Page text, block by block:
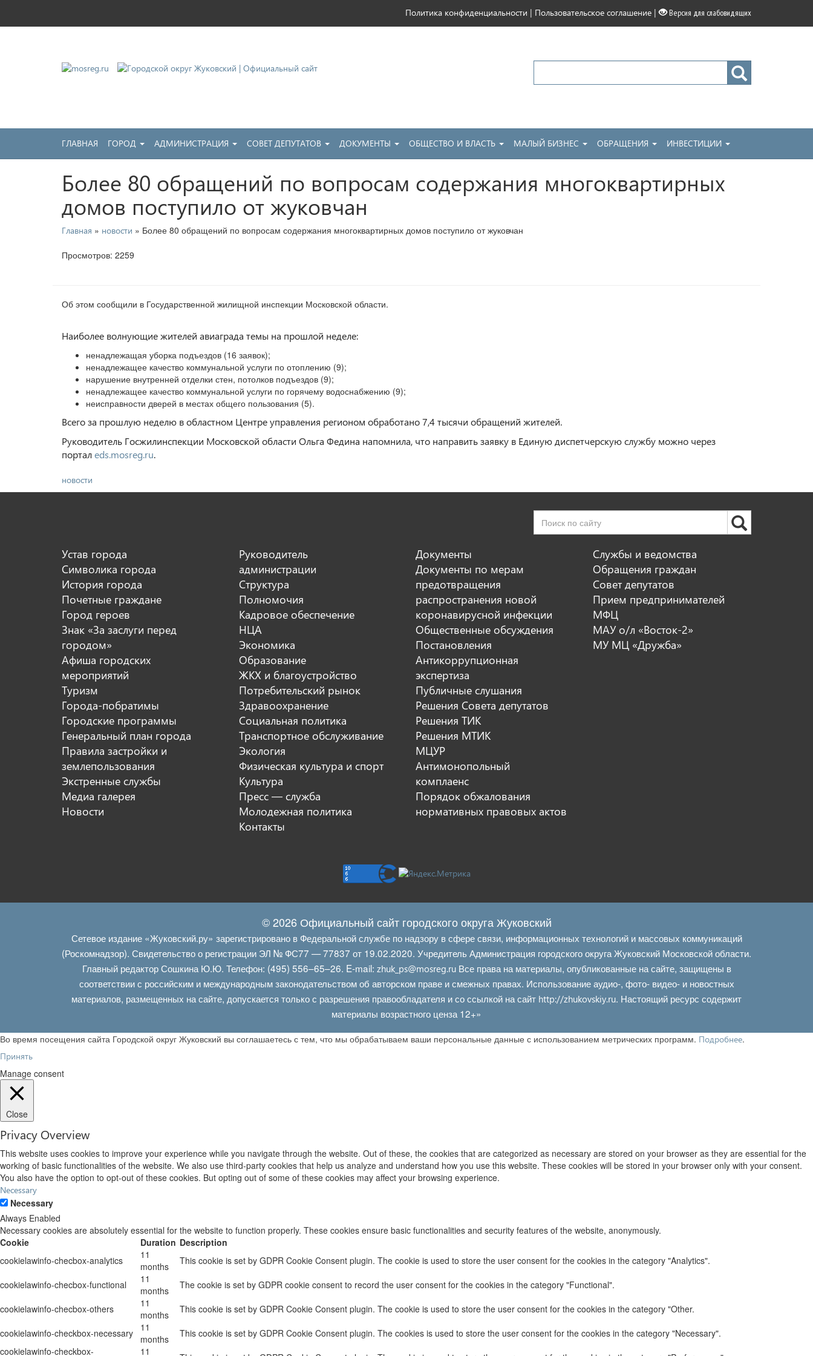
Политика конфиденциальности | Пользовательское соглашение | Версия для слабовидящих
ГЛАВНАЯ ГОРОД АДМИНИСТРАЦИЯ СОВЕТ ДЕПУТАТОВ ДОКУМЕНТЫ ОБЩЕСТВО И ВЛАСТЬ МАЛЫЙ БИЗНЕС ОБРАЩЕНИЯ ИНВЕСТИЦИИ
Более 80 обращений по вопросам содержания многоквартирных
домов поступило от жуковчан
Главная » новости » Более 80 обращений по вопросам содержания многоквартирных домов поступило от жуковчан
Просмотров: 2259
Об этом сообщили в Государственной жилищной инспекции Московской области.
Наиболее волнующие жителей авиаграда темы на прошлой неделе:
ненадлежащая уборка подъездов (16 заявок);
ненадлежащее качество коммунальной услуги по отоплению (9);
нарушение внутренней отделки стен, потолков подъездов (9);
ненадлежащее качество коммунальной услуги по горячему водоснабжению (9);
неисправности дверей в местах общего пользования (5).
Всего за прошлую неделю в областном Центре управления регионом обработано 7,4 тысячи обращений жителей.
Руководитель Госжилинспекции Московской области Ольга Федина напомнила, что направить заявку в Единую диспетчерскую службу можно через
порталeds.mosreg.ru.
новости
Устав города
Символика города
История города
Почетные граждане
Город героев
Знак «За заслуги перед
городом»
Афиша городских
мероприятий
Туризм
Города-побратимы
Городские программы
Генеральный план города
Правила застройки и
землепользования
Экстренные службы
Медиа галерея
Новости
Руководитель
администрации
Структура
Полномочия
Кадровое обеспечение
НЦА
Экономика
Образование
ЖКХ и благоустройство
Потребительский рынок
Здравоохранение
Социальная политика
Транспортное обслуживание
Экология
Физическая культура и спорт
Культура
Пресс — служба
Молодежная политика
Контакты
Документы
Документы по мерам
предотвращения
распространения новой
коронавирусной инфекции
Общественные обсуждения
Постановления
Антикоррупционная
экспертиза
Публичные слушания
Решения Совета депутатов
Решения ТИК
Решения МТИК
МЦУР
Антимонопольный
комплаенс
Порядок обжалования
нормативных правовых актов
Службы и ведомства
Обращения граждан
Совет депутатов
Прием предпринимателей
МФЦ
МАУ о/л «Восток-2»
МУ МЦ «Дружба»
© 2026 Официальный сайт городского округа Жуковский
Сетевое издание «Жуковский.ру» зарегистрировано в Федеральной службе по надзору в сфере связи, информационных технологий и массовых коммуникаций
(Роскомнадзор). Свидетельство о регистрации ЭЛ № ФС77 — 77837 от 19.02.2020. Учредитель Администрация городского округа Жуковский Московской области.
Главный редактор Сошкина Ю.Ю. Телефон: (495) 556–65–26. E‑mail: zhuk_ps@mosreg.ruВсе права на материалы, опубликованные на сайте, защищены в
соответствии с российским и международным законодательством об авторском праве и смежных правах. Использование аудио-, фото- видео- и новостных
материалов, размещенных на сайте, допускается только с разрешения правообладателя и со ссылкой на сайт http://zhukovskiy.ru. Настоящий ресурс содержит
материалы возрастного ценза 12+»
Во время посещения сайта Городской округ Жуковский вы соглашаетесь с тем, что мы обрабатываем ваши персональные данные с использованием метрических программ. Подробнее.
Принять
Manage consent
Close
Privacy Overview
This website uses cookies to improve your experience while you navigate through the website. Out of these, the cookies that are categorized as necessary are stored on your browser as they are essential for the
working of basic functionalities of the website. We also use third-party cookies that help us analyze and understand how you use this website. These cookies will be stored in your browser only with your consent.
You also have the option to opt-out of these cookies. But opting out of some of these cookies may affect your browsing experience.
Necessary
Necessary
Always Enabled
Necessary cookies are absolutely essential for the website to function properly. These cookies ensure basic functionalities and security features of the website, anonymously.
Cookie
Duration Description
cookielawinfo-checbox-analytics
11
months
This cookie is set by GDPR Cookie Consent plugin. The cookie is used to store the user consent for the cookies in the category "Analytics".
cookielawinfo-checbox-functional
11
months
The cookie is set by GDPR cookie consent to record the user consent for the cookies in the category "Functional".
cookielawinfo-checbox-others
11
months
This cookie is set by GDPR Cookie Consent plugin. The cookie is used to store the user consent for the cookies in the category "Other.
cookielawinfo-checkbox-necessary
11
months
This cookie is set by GDPR Cookie Consent plugin. The cookies is used to store the user consent for the cookies in the category "Necessary".
cookielawinfo-checkbox-
11